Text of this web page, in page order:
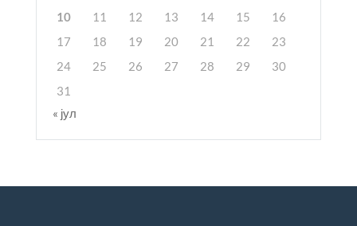
10
11 12 13 14 15
16
17
18 19 20 21 22
23
24
25 26 27 28 29
30
31
« јул